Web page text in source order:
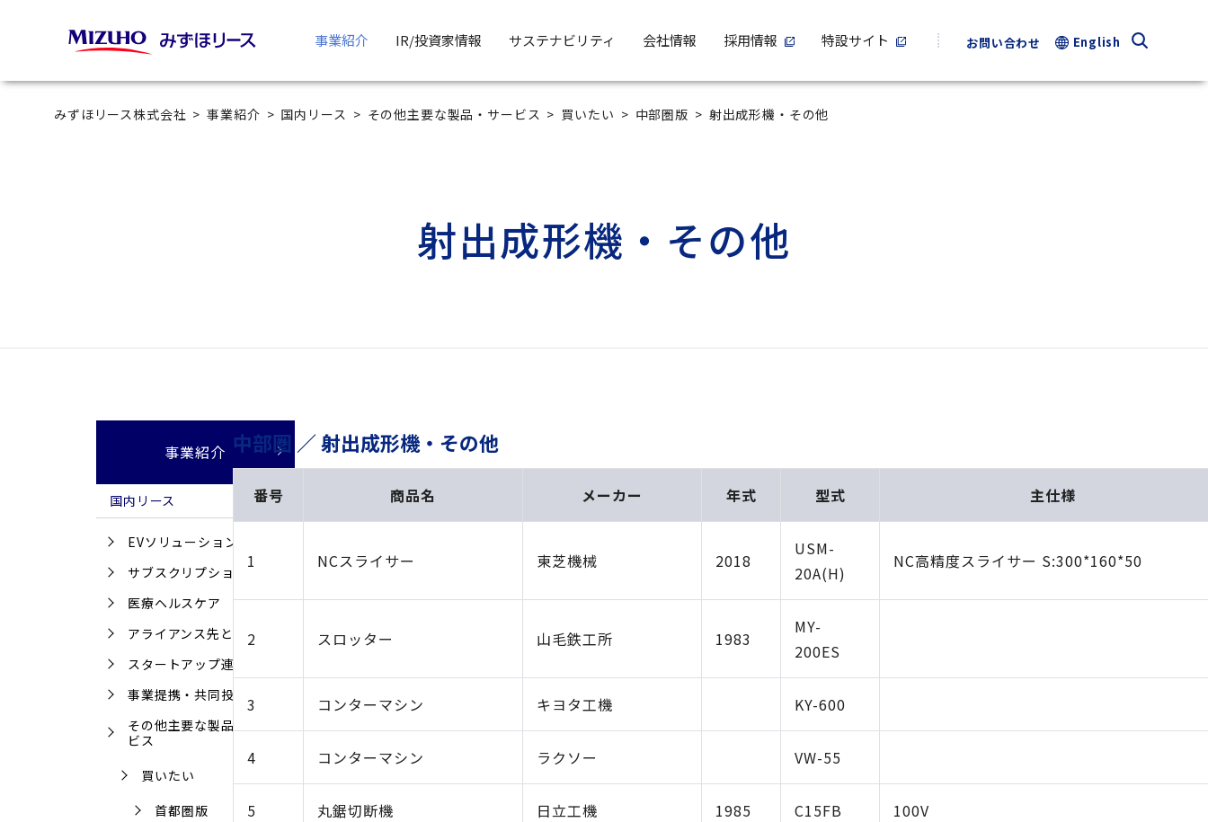
事業紹介 IR/投資家情報 サステナビリティ 会社情報 採用情報 特設サイト お問い合わせ English
みずほリース株式会社 事業紹介 国内リース その他主要な製品・サービス 買いたい 中部圏版 射出成形機・その他
射出成形機・その他
事業紹介
国内リース
EVソリューション
サブスクリプション
医療ヘルスケア
アライアンス先との協業
スタートアップ連携
事業提携・共同投資
その他主要な製品・サー
ビス
買いたい
首都圏版
中部圏 ／ 射出成形機・その他
番号 商品名 メーカー 年式 型式 主仕様
1 NCスライサー 東芝機械 2018
USM-
20A(H)
NC高精度スライサー S:300*160*50
2 スロッター 山毛鉄工所 1983
MY-
200ES
3 コンターマシン キヨタ工機 KY-600
4 コンターマシン ラクソー VW-55
5 丸鋸切断機 日立工機 1985 C15FB 100V